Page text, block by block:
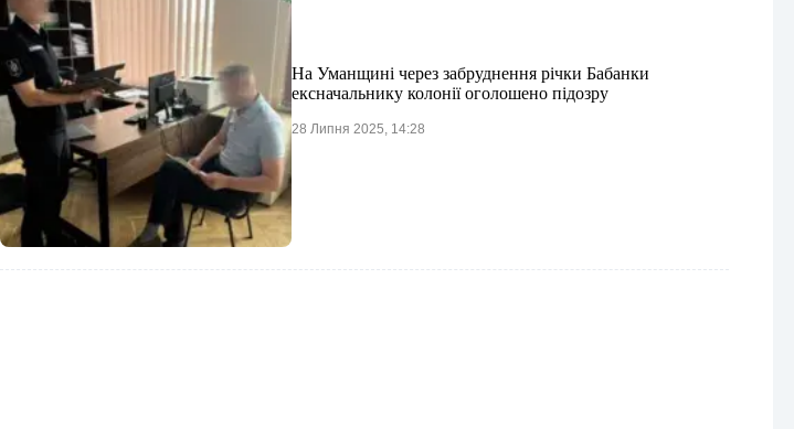
На Уманщині через забруднення річки Бабанки
ексначальнику колонії оголошено підозру
28 Липня 2025, 14:28